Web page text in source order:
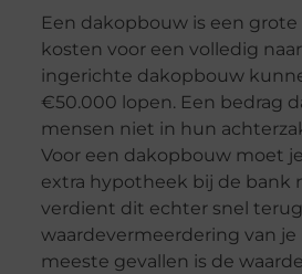
Een dakopbouw is een
kosten voor een volledig
ingerichte dakopbouw
€50.000 lopen. Een bedrag
mensen niet in hun
Voor een dakopbouw moet
extra hypotheek bij de bank
verdient dit echter snel
waardevermeerdering van je
meeste gevallen is de